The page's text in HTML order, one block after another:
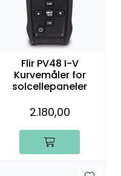
Flir PV48 I-V
Kurvemåler for
solcellepaneler
2.180,00